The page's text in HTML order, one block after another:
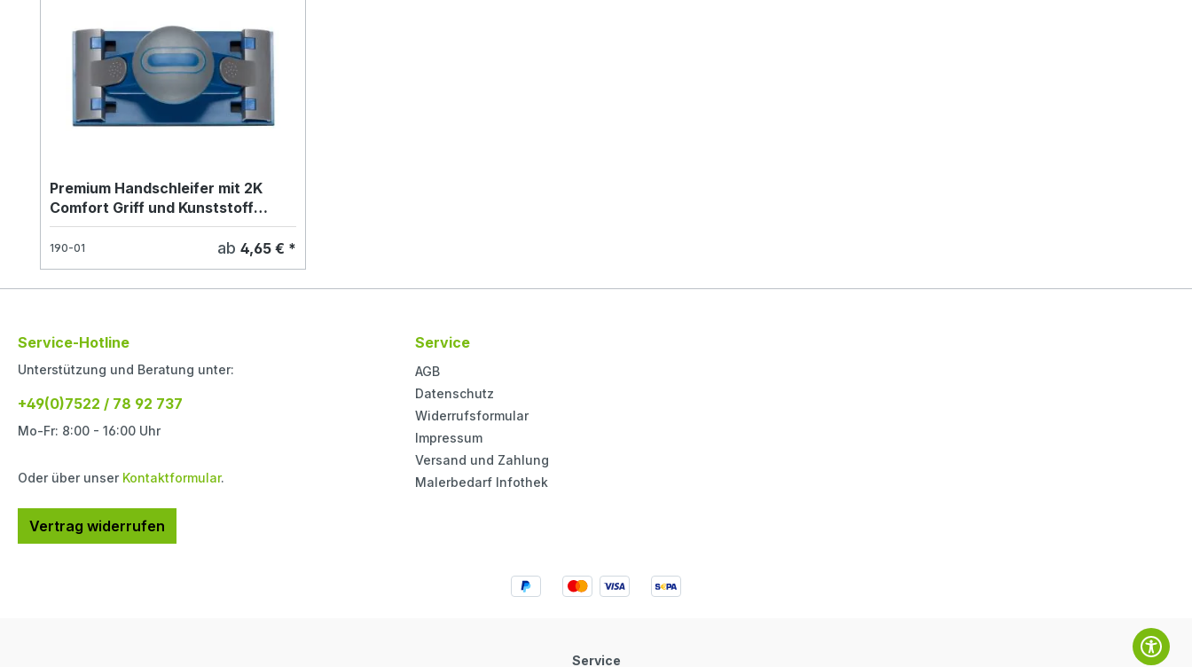
Premium Handschleifer mit 2K
Comfort Griff und Kunststoff
Klemmleiste 212 x 105mm
190-01 ab 4,65 € *
Service-Hotline
Unterstützung und Beratung unter:
+49(0)7522 / 78 92 737
Mo-Fr: 8:00 - 16:00 Uhr
Oder über unser Kontaktformular.
Vertrag widerrufen
Service
AGB
Datenschutz
Widerrufsformular
Impressum
Versand und Zahlung
Malerbedarf Infothek
Service